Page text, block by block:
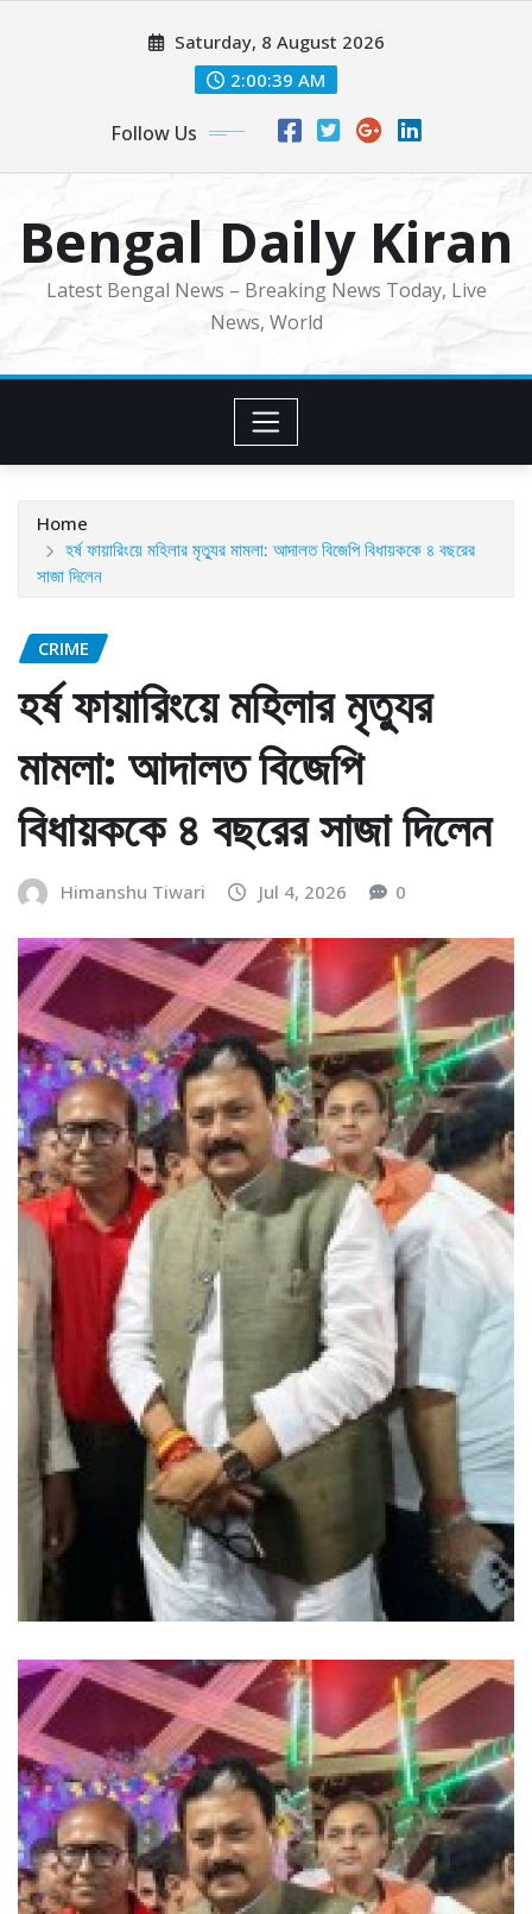
Saturday, 8 August 2026
2:00:41 AM
Follow Us
Bengal Daily Kiran
Latest Bengal News – Breaking News Today, Live
News, World
Home
হর্ষ ফায়ারিংয়ে মহিলার মৃত্যুর মামলা: আদালত বিজেপি বিধায়ককে ৪ বছরের
সাজা দিলেন
CRIME
হর্ষ ফায়ারিংয়ে মহিলার মৃত্যুর
মামলা: আদালত বিজেপি
বিধায়ককে ৪ বছরের সাজা দিলেন
Himanshu Tiwari Jul 4, 2026 0